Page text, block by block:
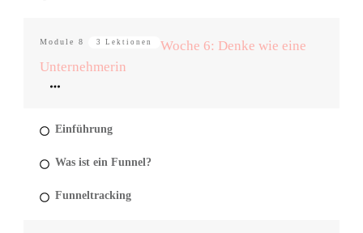
Module 8 3 Lektionen
Woche 6: Denke wie eine
Unternehmerin
Einführung
Was ist ein Funnel?
Funneltracking